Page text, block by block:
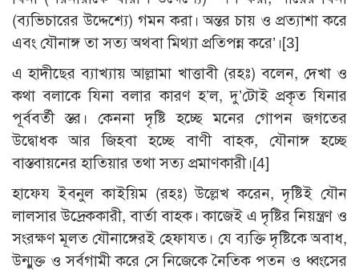
(ব্যভিচারের উদ্দেশ্যে) গমন করা। অন্তর চায় ও প্রত্যাশা করে
এবং যৌনাঙ্গ তা সত্য অথবা মিথ্যা প্রতিপন্ন করে’।[3]
এ হাদীছের ব্যাখ্যায় আল্লামা খাত্তাবী (রহঃ) বলেন, দেখা ও
কথা বলাকে যিনা বলার কারণ হ’ল, দু’টোই প্রকৃত যিনার
পূর্ববর্তী স্তর। কেননা দৃষ্টি হচ্ছে মনের গোপন জগতের
উদ্বোধক আর জিহবা হচ্ছে বাণী বাহক, যৌনাঙ্গ হচ্ছে
বাস্তবায়নের হাতিয়ার তথা সত্য প্রমাণকারী।[4]
হাফেয ইবনুল কাইয়িম (রহঃ) উল্লেখ করেন, দৃষ্টিই যৌন
লালসার উদ্রেককারী, বার্তা বাহক। কাজেই এ দৃষ্টির নিয়ন্ত্রণ ও
সংরক্ষণ মূলত যৌনাঙ্গেরই হেফাযত। যে ব্যক্তি দৃষ্টিকে অবাধ,
উন্মুক্ত ও সর্বগামী করে সে নিজেকে নৈতিক পতন ও ধ্বংসের